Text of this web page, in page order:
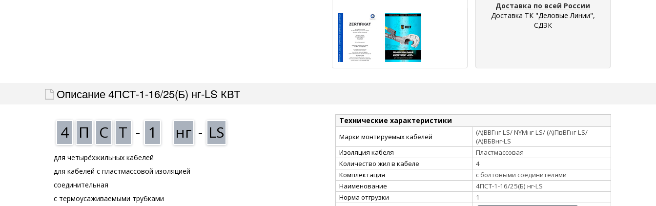
Доставка по всей России
Доставка ТК "Деловые Линии",
СДЭК
Описание 4ПСТ-1-16/25(Б) нг-LS КВТ
4 П С Т - 1 нг - LS
для четырёхжильных кабелей
для кабелей с пластмассовой изоляцией
соединительная
с термоусаживаемыми трубками
Технические характеристики
Марки монтируемых кабелей
(А)ВВГнг-LS/ NYMнг-LS/ (А)ПвВГнг-LS/
(А)ВБВнг-LS
Изоляция кабеля
Пластмассовая
Количество жил в кабеле
4
Комплектация
с болтовыми соединителями
Наименование
4ПСТ-1-16/25(Б) нг-LS
Норма отгрузки
1